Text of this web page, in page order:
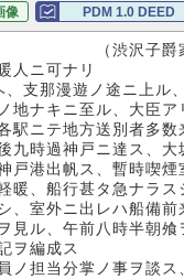
像 PDM 1.0 DEED
（渋沢子爵家
ニ可ナリ
支那漫遊ノ途ニ上ル
地ナキニ至ル、大臣
駅ニテ地方送別者多
九時過神戸ニ達ス、
戸港出帆ス、暫時喫
、船行甚タ急ナラス
、室外ニ出レハ船備
見ル、午前八時半朝
ヲ編成ス
ノ担当分掌ノ事ヲ談